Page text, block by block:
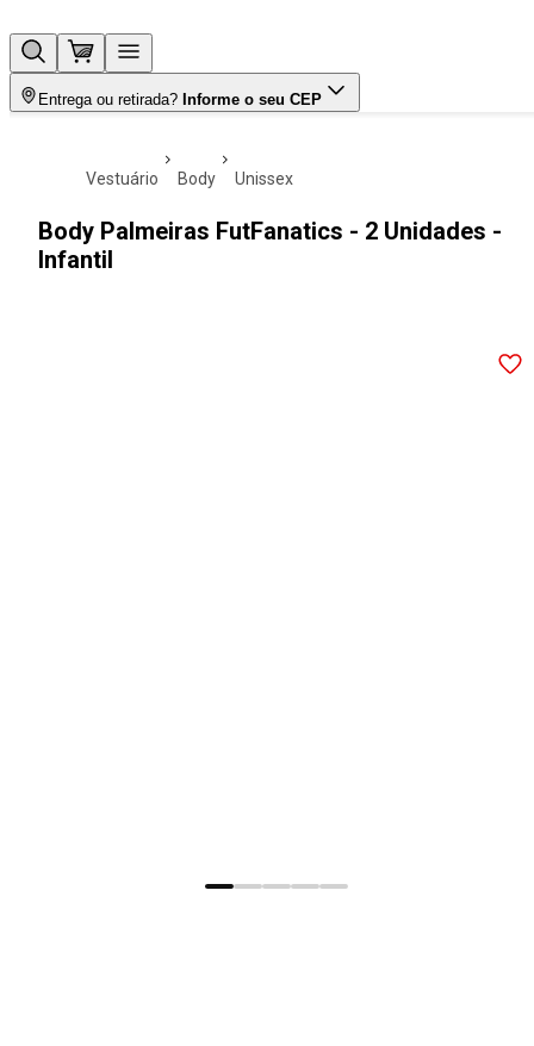
Entrega ou retirada? Informe o seu CEP
vestuário body unissex
Body Palmeiras FutFanatics - 2 Unidades -
Infantil